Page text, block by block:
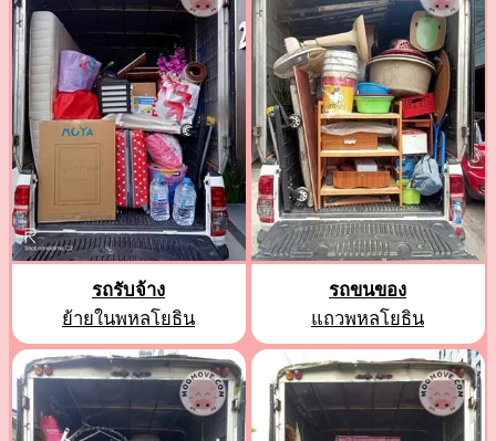
รถรับจ้าง
ย้ายในพหลโยธิน
รถขนของ
แถวพหลโยธิน